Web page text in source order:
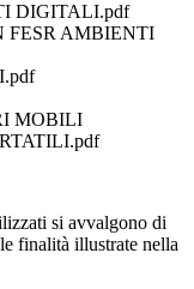
DIGITALI.pdf
FESR AMBIENTI
MOBILI
si avvalgono di
finalità illustrate nella